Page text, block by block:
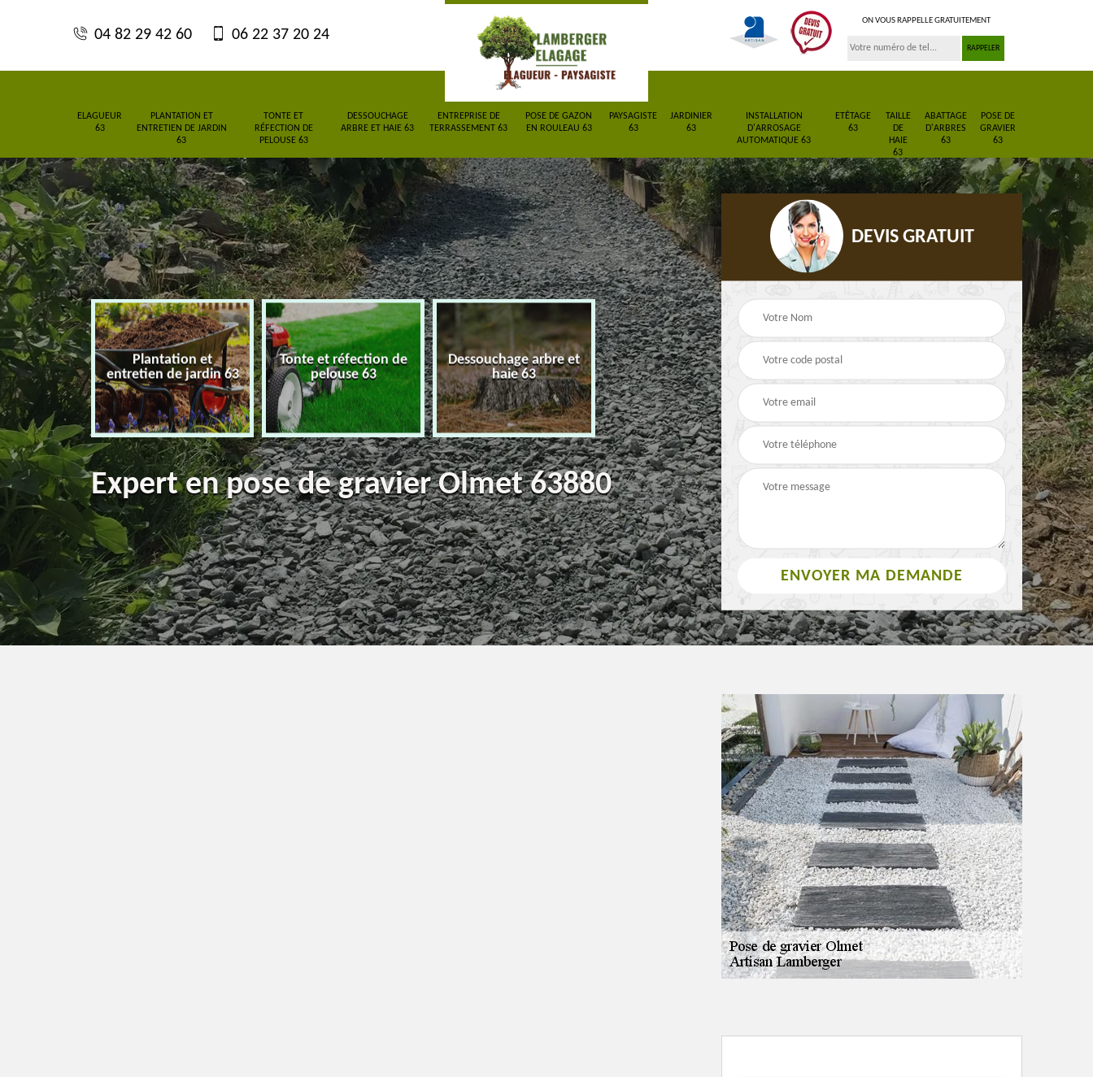
04 82 29 42 60 06 22 37 20 24
ON VOUS RAPPELLE GRATUITEMENT
ELAGUEUR
63
PLANTATION ET
ENTRETIEN DE JARDIN
63
TONTE ET
RÉFECTION DE
PELOUSE 63
DESSOUCHAGE
ARBRE ET HAIE 63
ENTREPRISE DE
TERRASSEMENT 63
POSE DE GAZON
EN ROULEAU 63
PAYSAGISTE
63
JARDINIER
63
INSTALLATION
D'ARROSAGE
AUTOMATIQUE 63
ETÊTAGE
63
TAILLE
DE
HAIE
63
ABATTAGE
D'ARBRES
63
POSE DE
GRAVIER
63
63
Plantation et
entretien de jardin 63
Tonte et réfection de
pelouse 63
Dessouchage arbre et
haie 63
Entreprise de
terrassement 63
Pose de gazon en
Paysagiste 63
Expert en pose de gravier Olmet 63880
DEVIS GRATUIT